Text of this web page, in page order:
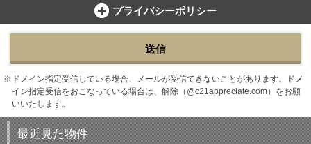
プライバシーポリシー
送信
ドメイン指定受信している場合、メールが受信できないことがあります。ドメ
イン指定受信をおこなっている場合は、解除（@c21appreciate.com）をお願
いいたします。
最近見た物件